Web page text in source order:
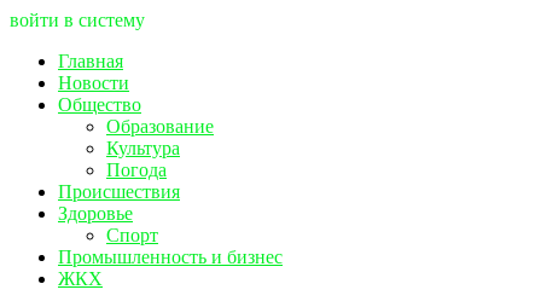
войти в систему
Главная
Новости
Общество
Образование
Культура
Погода
Происшествия
Здоровье
Спорт
Промышленность и бизнес
ЖКХ